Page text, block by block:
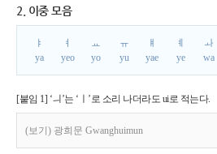
2. 이중 모음
ㅑ
ya
ㅕ
yeo
ㅛ
yo
ㅠ
yu
ㅒ
yae
ㅖ
ye
ㅘ
wa
[붙임 1] ‘ㅢ’는 ‘ㅣ’로 소리 나더라도 ui로 적는다.
(보기) 광희문 Gwanghuimun